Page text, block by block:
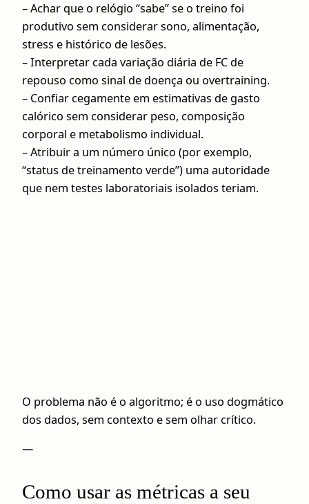
– Achar que o relógio “sabe” se o treino foi
produtivo sem considerar sono, alimentação,
stress e histórico de lesões.
– Interpretar cada variação diária de FC de
repouso como sinal de doença ou overtraining.
– Confiar cegamente em estimativas de gasto
calórico sem considerar peso, composição
corporal e metabolismo individual.
– Atribuir a um número único (por exemplo,
“status de treinamento verde”) uma autoridade
que nem testes laboratoriais isolados teriam.
O problema não é o algoritmo; é o uso dogmático
dos dados, sem contexto e sem olhar crítico.
—
Como usar as métricas a seu